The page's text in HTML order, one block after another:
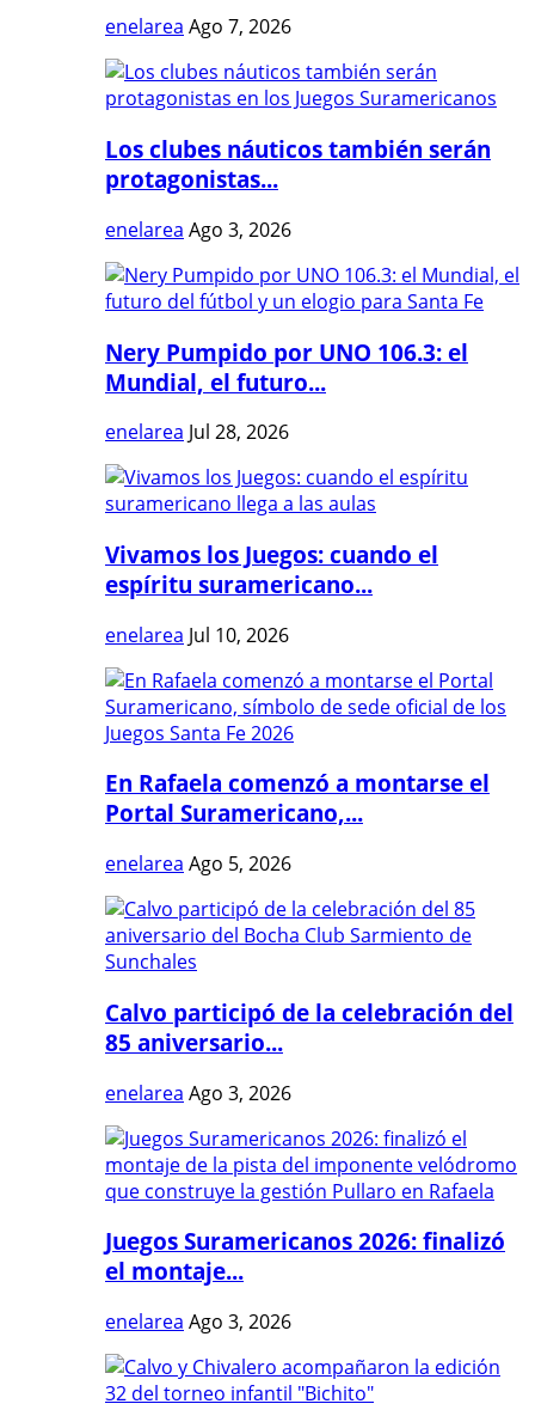
enelarea Ago 7, 2026
Los clubes náuticos también serán
protagonistas...
enelarea Ago 3, 2026
Nery Pumpido por UNO 106.3: el
Mundial, el futuro...
enelarea Jul 28, 2026
Vivamos los Juegos: cuando el
espíritu suramericano...
enelarea Jul 10, 2026
En Rafaela comenzó a montarse el
Portal Suramericano,...
enelarea Ago 5, 2026
Calvo participó de la celebración del
85 aniversario...
enelarea Ago 3, 2026
Juegos Suramericanos 2026: finalizó
el montaje...
enelarea Ago 3, 2026